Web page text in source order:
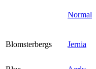
Normal
Blomsterbergs Jernia